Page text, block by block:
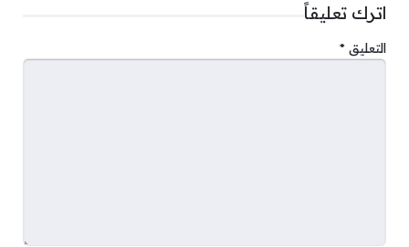
اترك تعليقاً
التعليق *